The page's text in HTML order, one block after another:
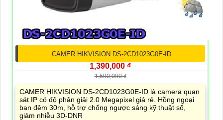
CAMER HIKVISION DS-2CD1023G0E-ID
1,390,000 ₫
1,590,000 ₫
CAMER HIKVISION DS-2CD1023G0E-ID là camera quan
sát IP có độ phân giải 2.0 Megapixel giá rẻ. Hồng ngoại
ban đêm 30m, hỗ trợ chống ngược sáng kỹ thuật số,
giảm nhiễu 3D-DNR